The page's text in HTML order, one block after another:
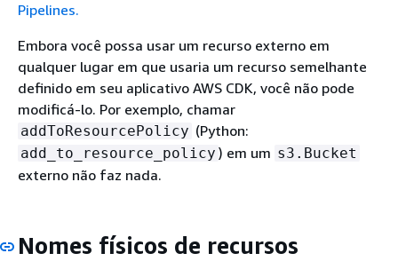
Pipelines.
Embora você possa usar um recurso externo em
qualquer lugar em que usaria um recurso semelhante
definido em seu aplicativo AWS CDK, você não pode
modificá-lo. Por exemplo, chamar
addToResourcePolicy (Python:
add_to_resource_policy ) em um s3.Bucket
externo não faz nada.
Nomes físicos de recursos